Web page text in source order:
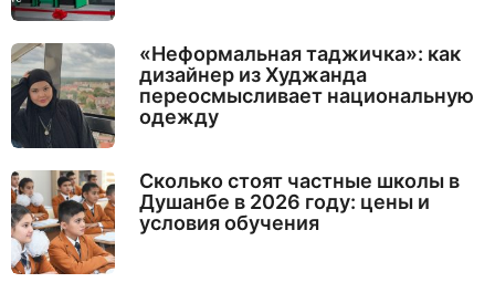
«Неформальная таджичка»: как
дизайнер из Худжанда
переосмысливает национальную
одежду
Сколько стоят частные школы в
Душанбе в 2026 году: цены и
условия обучения